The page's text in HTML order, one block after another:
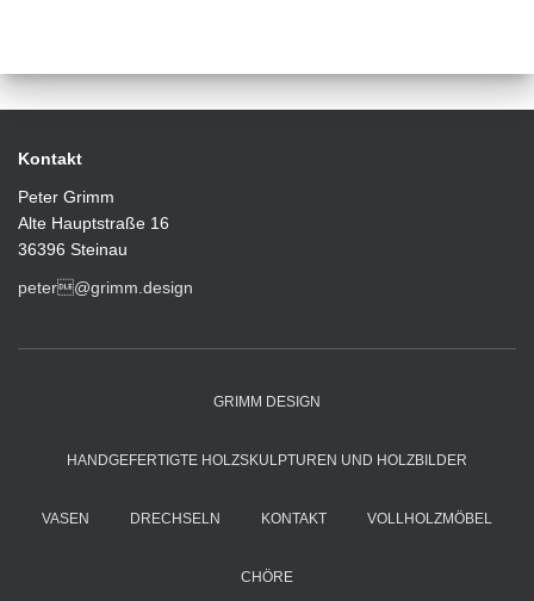
Kontakt
Peter Grimm
Alte Hauptstraße 16
36396 Steinau
peter@grimm.design
GRIMM DESIGN
HANDGEFERTIGTE HOLZSKULPTUREN UND HOLZBILDER
VASEN DRECHSELN KONTAKT VOLLHOLZMÖBEL
CHÖRE